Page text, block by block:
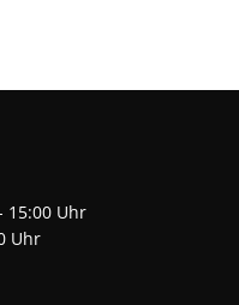
15:00 Uhr
Uhr